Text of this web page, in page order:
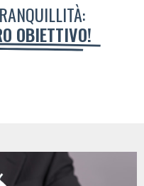
OBIETTIVO!